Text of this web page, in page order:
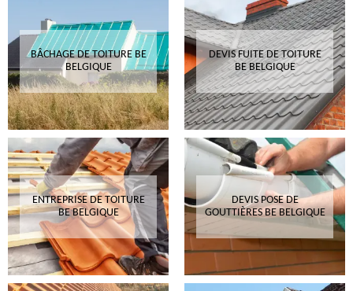
BÂCHAGE DE TOITURE BE
BELGIQUE
DEVIS FUITE DE TOITURE
BE BELGIQUE
ENTREPRISE DE TOITURE
BE BELGIQUE
DEVIS POSE DE
GOUTTIÈRES BE BELGIQUE